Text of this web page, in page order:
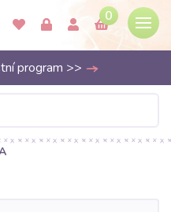
0
program >>